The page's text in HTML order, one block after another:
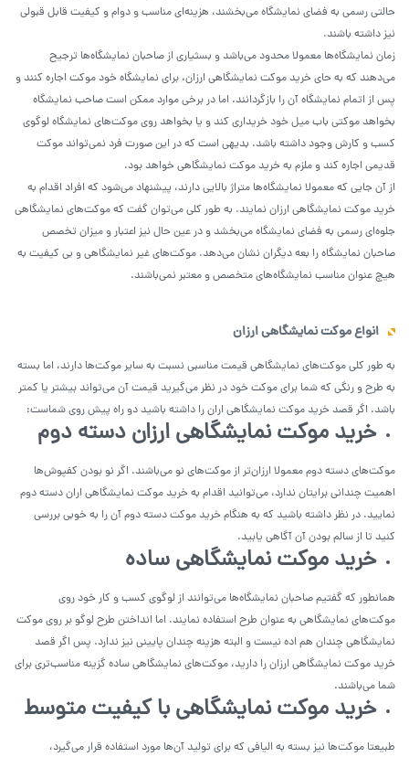
حالتی رسمی به فضای نمایشگاه می‌بخشند، هزینه‌ای مناسب و دوام و کیفیت قابل قبولی
نیز داشته باشند.
زمان نمایشگاه‌ها معمولا محدود می‌باشد و بسثیاری از صاحبان نمایشگاه‌ها ترجیح
می‌دهند که به حای خرید موکت نمایشگاهی ارزان، برای نمایشگاه خود موکت اجاره کنند و
پس از اتمام نمایشگاه آن را بازگردانند. اما در برخی موارد ممکن است صاحب نمایشگاه
بخواهد موکتی باب میل خود خریداری کند و یا بخواهد روی موکت‌های نمایشگاه لوگوی
کسب و کارش وجود داشته باشد. بدیهی است که در این صورت فرد نمی‌تواند موکت
قدیمی اجاره کند و ملزم به خرید موکت نمایشگاهی خواهد بود.
از آن جایی که معمولا نمایشگاه‌ها متراژ بالایی دارند، پیشنهاد می‌شود که افراد اقدام به
خرید موکت نمایشگاهی ارزان نمایند. به طور کلی می‌توان گفت که موکت‌های نمایشگاهی
جلوه‌ای رسمی به فضای نمایشگاه می‌بخشد و در عین حال نیز اعتبار و میزان تخصص
صاحبان نمایشگاه را بعه دیگران نشان می‌دهد. موکت‌های غیر نمایشگاهی و بی کیفیت به
هیچ عنوان مناسب نمایشگاه‌های متخصص و معتبر نمی‌باشند.
انواع موکت نمایشگاهی ارزان
به طور کلی موکت‌های نمایشگاهی قیمت مناسبی نسبت به سایر موکت‌ها دارند، اما بسته
به طرح و رنگی که شما برای موکت خود در نظر می‌گیرید قیمت آن می‌تواند بیشتر یا کمتر
باشد. اگر قصد خرید موکت نمایشگاهی اران را داشته باشید دو راه پیش روی شماست:
خرید موکت نمایشگاهی ارزان دسته دوم
موکت‌های دسته دوم معمولا ارزان‌تر از موکت‌های نو می‌باشند. اگر نو بودن کفپوش‌ها
اهمیت چندانی برایتان ندارد، می‌توانید اقدام به خرید موکت نمایشگاهی اران دسته دوم
نمایید. در نظر داشته باشید که به هنگام خرید موکت دسته دوم آن را به خوبی بررسی
کنید تا از سالم بودن آن آگاهی یابید.
خرید موکت نمایشگاهی ساده
همانطور که گفتیم صاحبان نمایشگاه‌ها می‌توانند از لوگوی کسب و کار خود روی
موکت‌های نمایشگاهی به عنوان طرح استفاده نمایند. اما انداختن طرح لوگو بر روی موکت
نمایشگاهی چندان هم اده نیست و البته هزینه چندان پایینی نیز ندارد. پس اگر قصد
خرید موکت نمایشگاهی ارزان را دارید، موکت‌های نمایشگاهی ساده گزینه مناسب‌تری برای
شما می‌باشند.
خرید موکت نمایشگاهی با کیفیت متوسط
طبیعتا موکت‌ها نیز بسته به الیافی که برای تولید آن‌ها مورد استفاده قرار می‌گیرد،